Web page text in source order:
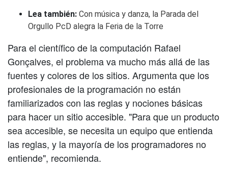
Lea también: Con música y danza, la Parada del
Orgullo PcD alegra la Feria de la Torre
Para el científico de la computación Rafael
Gonçalves, el problema va mucho más allá de las
fuentes y colores de los sitios. Argumenta que los
profesionales de la programación no están
familiarizados con las reglas y nociones básicas
para hacer un sitio accesible. "Para que un producto
sea accesible, se necesita un equipo que entienda
las reglas, y la mayoría de los programadores no
entiende", recomienda.